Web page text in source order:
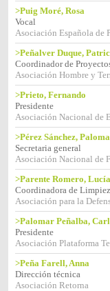
>Puig Moré, Rosa
Vocal
Asociación Española de
>Peñalver Duque,
Coordinador de
Asociación Hombre y
>Prieto, Fernando
Presidente
Asociación Nacional de
>Pérez Sánchez, Paloma
Secretaria general
Asociación Nacional de
>Parente Romero, Lucía
Coordinadora de
Asociación para la
>Palomar Peñalba,
Presidente
Asociación Plataforma
>Peña Farell, Anna
Dirección técnica
Asociación Retorna